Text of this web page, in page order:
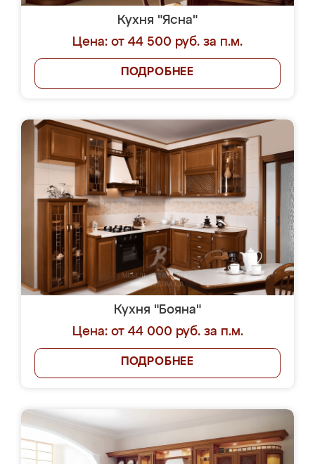
Кухня "Ясна"
Цена: от 44 500 руб. за п.м.
ПОДРОБНЕЕ
Кухня "Бояна"
Цена: от 44 000 руб. за п.м.
ПОДРОБНЕЕ